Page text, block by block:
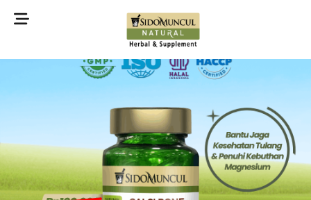
©2022 Sidomuncul Natural All right reserved